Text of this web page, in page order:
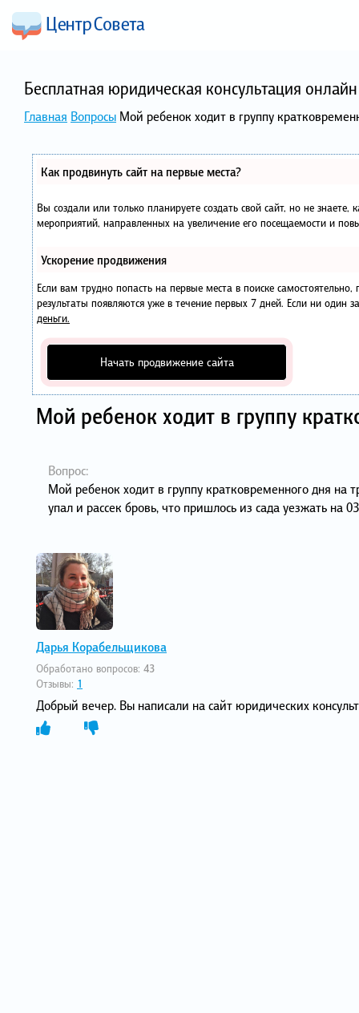
Бесплатная юридическая консультация
Главная Вопросы Мой ребенок ходит в группу
Как продвинуть сайт на первые места?
Вы создали или только планируете создать свой сайт, но не
мероприятий, направленных на увеличение его посещаемости и
Ускорение продвижения
Если вам трудно попасть на первые места в поиске
результаты появляются уже в течение первых 7 дней. Если ни один
деньги.
Начать продвижение сайта
Мой ребенок ходит в группу
Вопрос:
Мой ребенок ходит в группу кратковременного дня на
упал и рассек бровь, что пришлось из сада уезжать на
Дарья Корабельщикова
Обработано вопросов: 43
Отзывы: 1
Добрый вечер. Вы написали на сайт юридических